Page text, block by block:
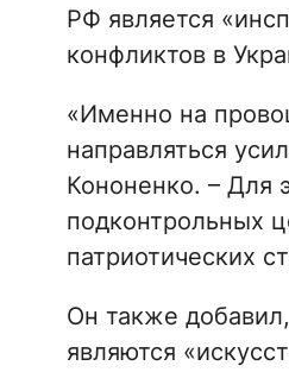
РФ является
конфликтов в
«Именно на
направляться
Кононенко. – Для
подконтрольных
патриотических
Он также
являются